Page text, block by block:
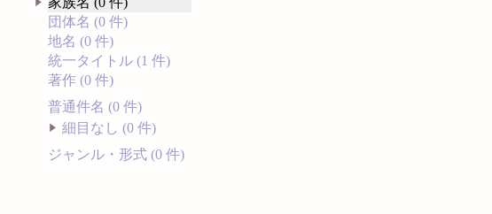
団体名 (0 件)
地名 (0 件)
統一タイトル (1 件)
著作 (0 件)
普通件名 (0 件)
細目なし (0 件)
ジャンル・形式 (0 件)